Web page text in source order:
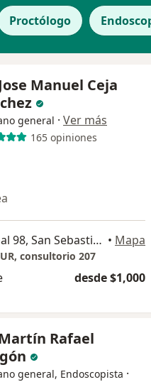
Proctólogo
Manuel Ceja
general · Ver más
165 opiniones
Carretera Internacional 98, San Sebastian Tutla, Oaxaca de Juárez • Mapa
consultorio 207
desde $1,000
Rafael
general, Endoscopista ·